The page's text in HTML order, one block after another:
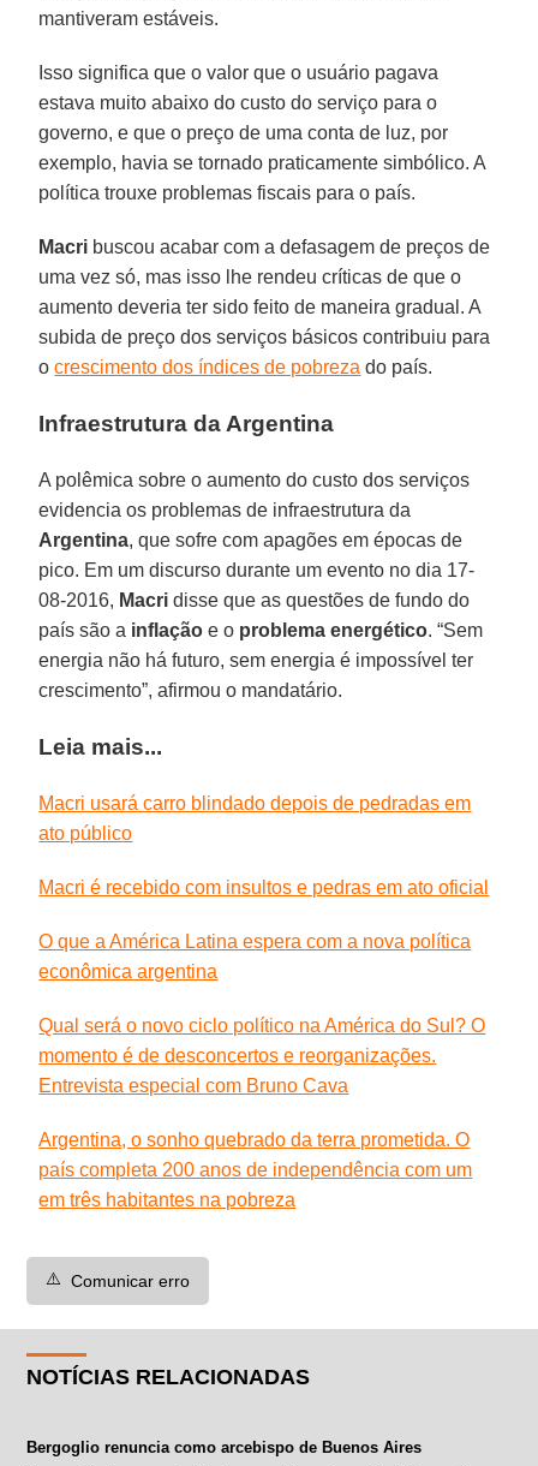
mantiveram estáveis.
Isso significa que o valor que o usuário pagava
estava muito abaixo do custo do serviço para o
governo, e que o preço de uma conta de luz, por
exemplo, havia se tornado praticamente simbólico. A
política trouxe problemas fiscais para o país.
Macri buscou acabar com a defasagem de preços de
uma vez só, mas isso lhe rendeu críticas de que o
aumento deveria ter sido feito de maneira gradual. A
subida de preço dos serviços básicos contribuiu para
ocrescimento dos índices de pobreza do país.
Infraestrutura da Argentina
A polêmica sobre o aumento do custo dos serviços
evidencia os problemas de infraestrutura da
Argentina, que sofre com apagões em épocas de
pico. Em um discurso durante um evento no dia 17-
08-2016, Macri disse que as questões de fundo do
país são a inflação e o problema energético. “Sem
energia não há futuro, sem energia é impossível ter
crescimento”, afirmou o mandatário.
Leia mais...
Macri usará carro blindado depois de pedradas em
ato público
Macri é recebido com insultos e pedras em ato oficial
O que a América Latina espera com a nova política
econômica argentina
Qual será o novo ciclo político na América do Sul? O
momento é de desconcertos e reorganizações.
Entrevista especial com Bruno Cava
Argentina, o sonho quebrado da terra prometida. O
país completa 200 anos de independência com um
em três habitantes na pobreza
⚠️ Comunicar erro
NOTÍCIAS RELACIONADAS
Bergoglio renuncia como arcebispo de Buenos Aires